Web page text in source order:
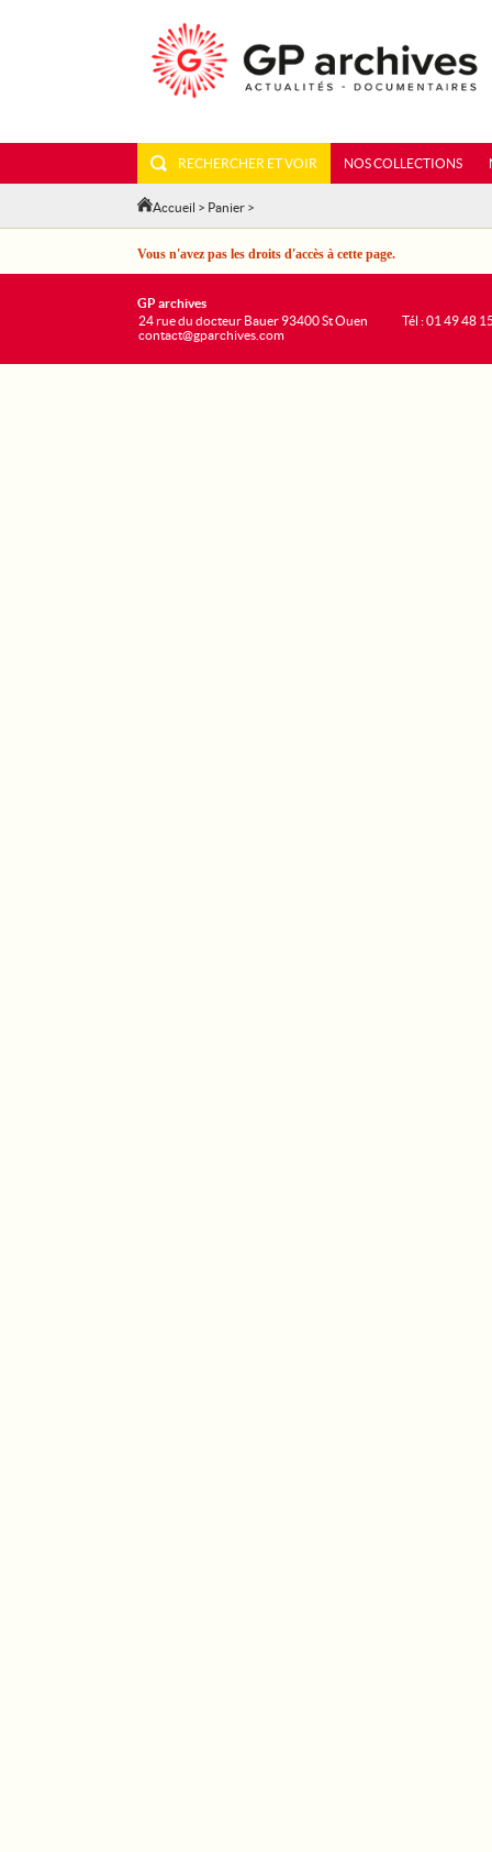
RECHERCHER ET VOIR NOS COLLECTIONS
Accueil > Panier >
Vous n'avez pas les droits d'accès à cette page.
GP archives
24 rue du docteur Bauer 93400 St Ouen
contact@gparchives.com
Tél : 01 49 48